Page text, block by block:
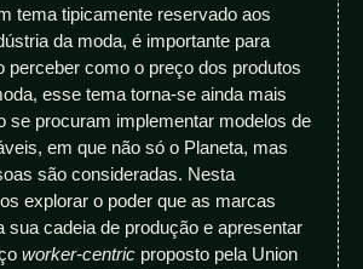
tema tipicamente reservado aos
da moda, é importante para
perceber como o preço dos produtos
esse tema torna-se ainda mais
se procuram implementar modelos de
em que não só o Planeta, mas
são consideradas. Nesta
explorar o poder que as marcas
sua cadeia de produção e apresentar
worker-centric proposto pela Union